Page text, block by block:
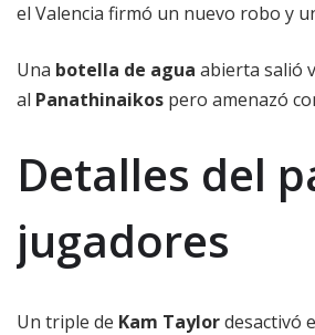
el Valencia firmó un nuevo robo y
Una botella de agua abierta salió
al Panathinaikos pero amenazó
Detalles del
jugadores
Un triple de Kam Taylordesactivó